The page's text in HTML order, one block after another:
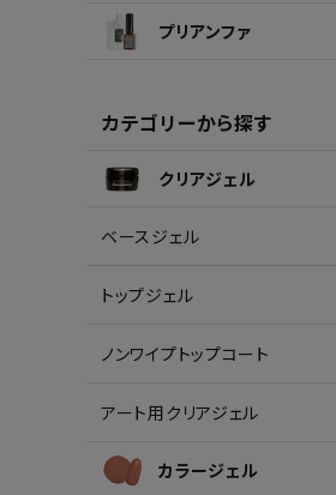
プリアンファ
カテゴリーから探す
クリアジェル
ベースジェル
トップジェル
ノンワイプトップコート
アート用クリアジェル
カラージェル